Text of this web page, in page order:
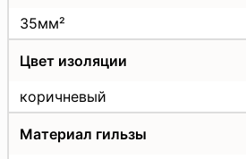
35мм²
Цвет изоляции
коричневый
Материал гильзы